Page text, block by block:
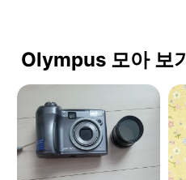
Olympus 모아 보기